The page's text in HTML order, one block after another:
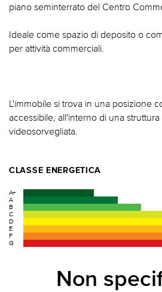
piano seminterrato del Centro
Ideale come spazio di deposito o
per attività commerciali.
L'immobile si trova in una posizione
accessibile, all'interno di una struttura
videosorvegliata.
CLASSE ENERGETICA
A+
A
B
C
D
E
F
G
Non